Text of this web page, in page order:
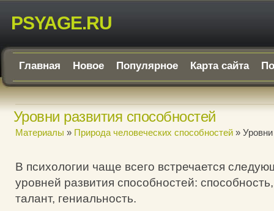
PSYAGE.RU
Главная Новое Популярное Карта сайта
Уровни развития способностей
Материалы » Природа человеческих способностей »
В психологии чаще всего встречается
уровней развития способностей:
талант, гениальность.